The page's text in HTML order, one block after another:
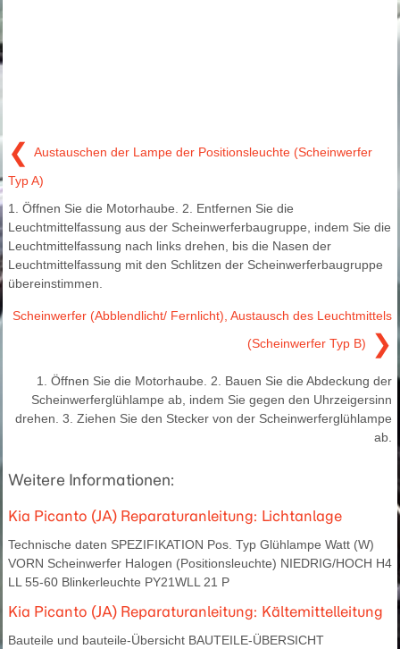
❮ Austauschen der Lampe der Positionsleuchte (Scheinwerfer
Typ A)
1. Öffnen Sie die Motorhaube. 2. Entfernen Sie die
Leuchtmittelfassung aus der Scheinwerferbaugruppe, indem Sie die
Leuchtmittelfassung nach links drehen, bis die Nasen der
Leuchtmittelfassung mit den Schlitzen der Scheinwerferbaugruppe
übereinstimmen.
Scheinwerfer (Abblendlicht/ Fernlicht), Austausch des Leuchtmittels
(Scheinwerfer Typ B)
❯
1. Öffnen Sie die Motorhaube. 2. Bauen Sie die Abdeckung der
Scheinwerferglühlampe ab, indem Sie gegen den Uhrzeigersinn
drehen. 3. Ziehen Sie den Stecker von der Scheinwerferglühlampe
ab.
Weitere Informationen:
Kia Picanto (JA) Reparaturanleitung: Lichtanlage
Technische daten SPEZIFIKATION Pos. Typ Glühlampe Watt (W)
VORN Scheinwerfer Halogen (Positionsleuchte) NIEDRIG/HOCH H4
LL 55-60 Blinkerleuchte PY21WLL 21 P
Kia Picanto (JA) Reparaturanleitung: Kältemittelleitung
Bauteile und bauteile-Übersicht BAUTEILE-ÜBERSICHT